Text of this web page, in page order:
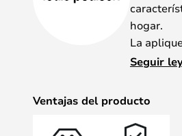
hogar.
La
lámpara
libertad
Seguir
Ventajas del producto